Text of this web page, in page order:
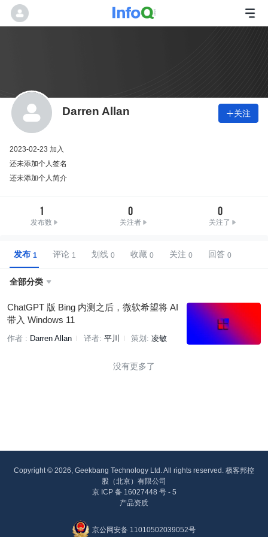
Darren Allan 关注
2023-02-23 加入
还未添加个人签名
还未添加个人简介
1
发布数
0
关注者
0
关注了
发布 评论 划线 收藏 关注 回答
全部分类 
ChatGPT 版 Bing 内测之后，微软希望将 AI
带入 Windows 11
作者 : Darren Allan 译者: 平川 策划: 凌敏
没有更多了
Copyright © 2026, Geekbang Technology Ltd. All rights reserved. 极客邦控
股（北京）有限公司
京 ICP 备 16027448 号 - 5
产品资质
京公网安备 11010502039052号